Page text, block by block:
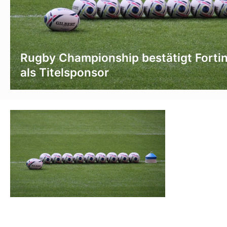
Rugby Championship bestätigt
als Titelsponsor